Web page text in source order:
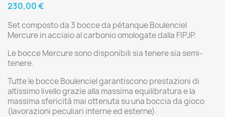
230,00 €
Set composto da 3 bocce da pétanque Boulenciel
Mercure in acciaio al carbonio omologate dalla FIPJP.
Le bocce Mercure sono disponibili sia tenere sia semi-
tenere.
Tutte le bocce Boulenciel garantiscono prestazioni di
altissimo livello grazie alla massima equilibratura e la
massima sfericità mai ottenuta su una boccia da gioco
(lavorazioni peculiari interne ed esterne).